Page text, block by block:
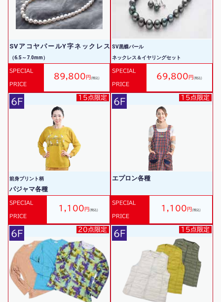
SVアコヤパールY字ネックレス
（6.5～7.0mm）
SPECIAL
PRICE
89,800 円 (税込)
SV黒蝶パール
ネックレス＆イヤリングセット
SPECIAL
PRICE
69,800 円 (税込)
6F 15点限定
前身プリント柄
パジャマ各種
SPECIAL
PRICE
1,100 円 (税込)
6F 15点限定
エプロン各種
SPECIAL
PRICE
1,100 円 (税込)
6F 20点限定 6F 15点限定